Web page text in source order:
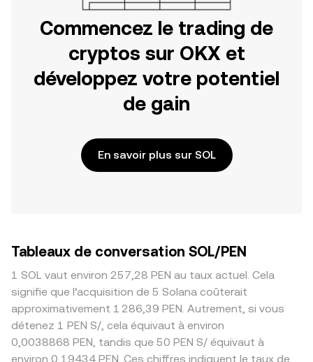
Commencez le trading de
cryptos sur OKX et
développez votre potentiel
de gain
En savoir plus sur SOL
Tableaux de conversation SOL/PEN
1 SOL vaut environ 257,28 PEN au taux actuel. Cela
signifie que l’acquisition de 5 Solana coûterait
approximativement 1 286,39 PEN. Autrement, si vous
détenez 1 PEN S/, cela équivaut à environ
0,0038868 PEN, tandis que 50 PEN S/ équivaut à
environ 0,19434 PEN. Ces chiffres indiquent le taux de